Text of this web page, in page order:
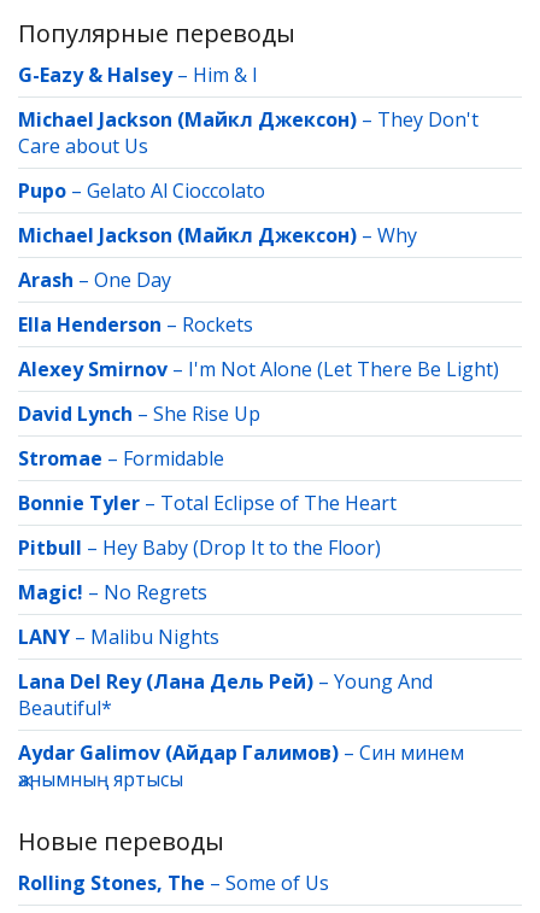
Популярные переводы
G-Eazy & Halsey– Him & I
Michael Jackson (Майкл Джексон) – They Don't
Care about Us
Pupo – Gelato Al Cioccolato
Michael Jackson (Майкл Джексон) – Why
Arash – One Day
Ella Henderson – Rockets
Alexey Smirnov – I'm Not Alone (Let There Be Light)
David Lynch – She Rise Up
Stromae – Formidable
Bonnie Tyler – Total Eclipse of The Heart
Pitbull – Hey Baby (Drop It to the Floor)
Magic! – No Regrets
LANY – Malibu Nights
Lana Del Rey (Лана Дель Рей) – Young And
Beautiful*
Aydar Galimov (Айдар Галимов) – Син минем
җанымның яртысы
Новые переводы
Rolling Stones, The – Some of Us